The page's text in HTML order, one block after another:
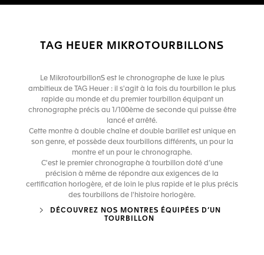
TAG HEUER MIKROTOURBILLONS
Le MikrotourbillonS est le chronographe de luxe le plus
ambitieux de TAG Heuer : il s'agit à la fois du tourbillon le plus
rapide au monde et du premier tourbillon équipant un
chronographe précis au 1/100ème de seconde qui puisse être
lancé et arrêté.
Cette montre à double chaîne et double barillet est unique en
son genre, et possède deux tourbillons différents, un pour la
montre et un pour le chronographe.
C'est le premier chronographe à tourbillon doté d’une
précision à même de répondre aux exigences de la
certification horlogère, et de loin le plus rapide et le plus précis
des tourbillons de l'histoire horlogère.
DÉCOUVREZ NOS MONTRES ÉQUIPÉES D’UN
TOURBILLON